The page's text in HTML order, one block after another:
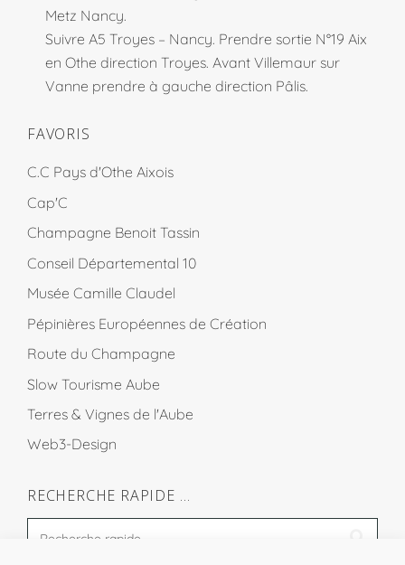
Metz Nancy.
Suivre A5 Troyes – Nancy. Prendre sortie N°19 Aix
en Othe direction Troyes. Avant Villemaur sur
Vanne prendre à gauche direction Pâlis.
FAVORIS
C.C Pays d'Othe Aixois
Cap'C
Champagne Benoit Tassin
Conseil Départemental 10
Musée Camille Claudel
Pépinières Européennes de Création
Route du Champagne
Slow Tourisme Aube
Terres & Vignes de l'Aube
Web3-Design
RECHERCHE RAPIDE …